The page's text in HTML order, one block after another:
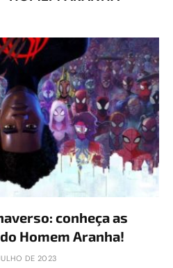
conheça as
Homem Aranha!
DE 2023